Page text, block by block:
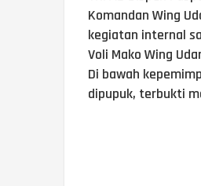
Komandan Wing
kegiatan internal
Voli Mako Wing
Di bawah
dipupuk, terbukti